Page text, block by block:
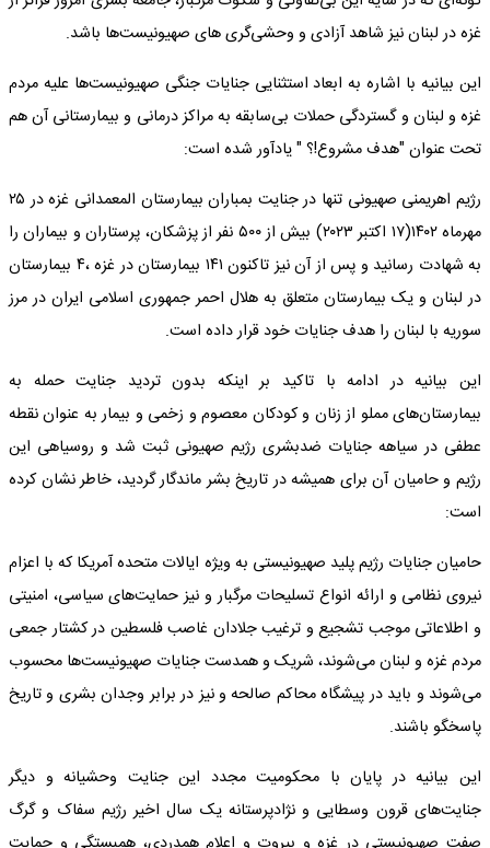
غزه در لبنان نیز شاهد آزادی و وحشی‌گری های صهیونیست‌ها باشد.
این بیانیه با اشاره به ابعاد استثنایی جنایات جنگی صهیونیست‌ها علیه مردم
غزه و لبنان و گستردگی حملات بی‌سابقه به مراکز درمانی و بیمارستانی آن هم
تحت عنوان "هدف مشروع!؟ " یادآور شده است:
رژیم اهریمنی صهیونی تنها در جنایت بمباران بیمارستان المعمدانی غزه در ۲۵
مهرماه ۱۴۰۲(۱۷ اکتبر ۲۰۲۳) بیش از ۵۰۰ نفر از پزشکان، پرستاران و بیماران را
به شهادت رسانید و پس از آن نیز تاکنون ۱۴۱ بیمارستان در غزه ،۴ بیمارستان
در لبنان و یک بیمارستان متعلق به هلال احمر جمهوری اسلامی ایران در مرز
سوریه با لبنان را هدف جنایات خود قرار داده است.
این بیانیه در ادامه با تاکید بر اینکه بدون تردید جنایت حمله به
بیمارستان‌های مملو از زنان و کودکان معصوم و زخمی و بیمار به عنوان نقطه
عطفی در سیاهه جنایات ضدبشری رژیم صهیونی ثبت شد و روسیاهی این
رژیم و حامیان آن برای همیشه در تاریخ بشر ماندگار گردید، خاطر نشان کرده
است:
حامیان جنایات رژیم پلید صهیونیستی به ویژه ایالات متحده آمریکا که با اعزام
نیروی نظامی و ارائه انواع تسلیحات مرگبار و نیز حمایت‌های سیاسی، امنیتی
و اطلاعاتی موجب تشجیع و ترغیب جلادان غاصب فلسطین در کشتار جمعی
مردم غزه و لبنان می‌شوند، شریک و همدست جنایات صهیونیست‌ها محسوب
می‌شوند و باید در پیشگاه محاکم صالحه و نیز در برابر وجدان بشری و تاریخ
پاسخگو باشند.
این بیانیه در پایان با محکومیت مجدد این جنایت وحشیانه و دیگر
جنایت‌های قرون وسطایی و نژادپرستانه یک سال اخیر رژیم سفاک و گرگ